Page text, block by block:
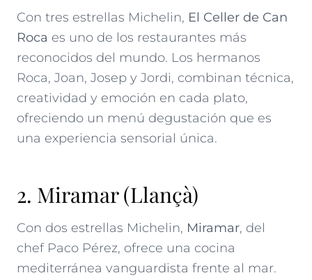
Con tres estrellas Michelin, El Celler de Can
Roca es uno de los restaurantes más
reconocidos del mundo. Los hermanos
Roca, Joan, Josep y Jordi, combinan técnica,
creatividad y emoción en cada plato,
ofreciendo un menú degustación que es
una experiencia sensorial única.
2. Miramar (Llançà)
Con dos estrellas Michelin, Miramar, del
chef Paco Pérez, ofrece una cocina
mediterránea vanguardista frente al mar.